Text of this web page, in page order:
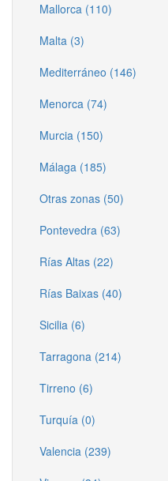
Mallorca (110)
Malta (3)
Mediterráneo (146)
Menorca (74)
Murcia (150)
Málaga (185)
Otras zonas (50)
Pontevedra (63)
Rías Altas (22)
Rías Baixas (40)
Sicilia (6)
Tarragona (214)
Tirreno (6)
Turquía (0)
Valencia (239)